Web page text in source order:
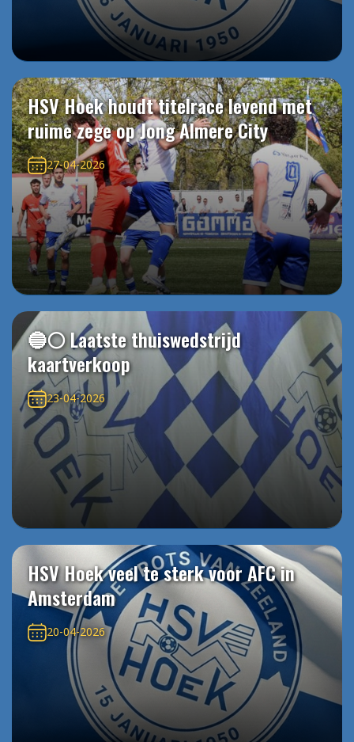
HSV Hoek houdt titelrace levend met
ruime zege op Jong Almere City
27-04-2026
🔵⚪️ Laatste thuiswedstrijd
kaartverkoop
23-04-2026
HSV Hoek veel te sterk voor AFC in
Amsterdam
20-04-2026